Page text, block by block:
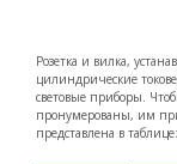
Розетка и вилка,
цилиндрические
световые приборы.
пронумерованы, им
представлена в таблице: